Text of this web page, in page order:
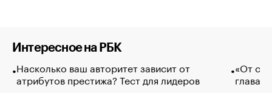
Интересное на РБК
Насколько ваш авторитет зависит от
атрибутов престижа? Тест для лидеров
«От
глава